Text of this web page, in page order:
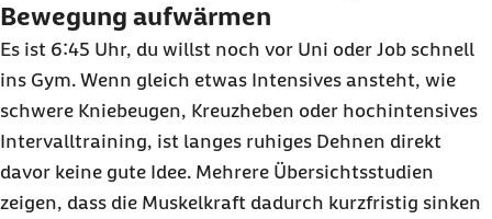
Bewegung aufwärmen
Es ist 6:45 Uhr, du willst noch vor Uni oder Job schnell
ins Gym. Wenn gleich etwas Intensives ansteht, wie
schwere Kniebeugen, Kreuzheben oder hochintensives
Intervalltraining, ist langes ruhiges Dehnen direkt
davor keine gute Idee. Mehrere Übersichtsstudien
zeigen, dass die Muskelkraft dadurch kurzfristig sinken